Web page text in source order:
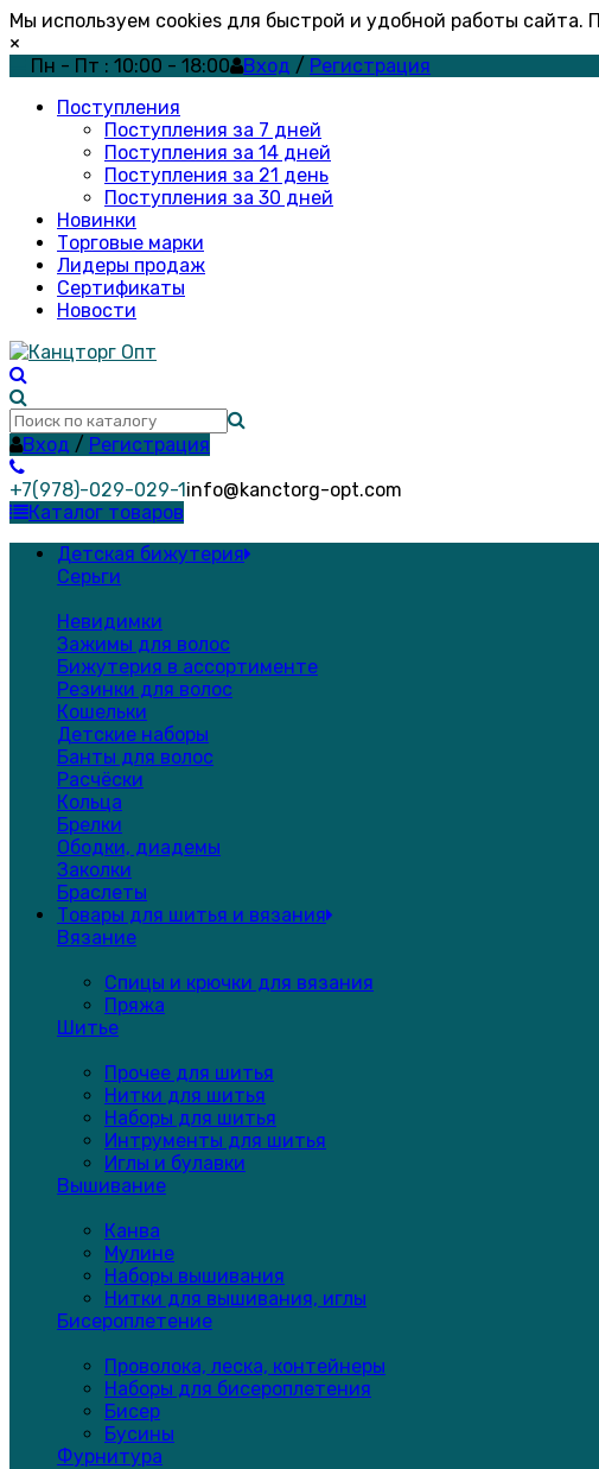
Мы используем cookies для быстрой и удобной работы
×
Пн - Пт : 10:00 - 18:00
Вход / Регистрация
Поступления
Поступления за 7 дней
Поступления за 14 дней
Поступления за 21 день
Поступления за 30 дней
Новинки
Торговые марки
Лидеры продаж
Сертификаты
Новости
Вход / Регистрация
+7(978)-029-029-1info@kanctorg-opt.com
Каталог товаров
Детская бижутерия
Серьги
Невидимки
Зажимы для волос
Бижутерия в ассортименте
Резинки для волос
Кошельки
Детские наборы
Банты для волос
Расчёски
Кольца
Брелки
Ободки, диадемы
Заколки
Браслеты
Товары для шитья и вязания
Вязание
Спицы и крючки для вязания
Пряжа
Шитье
Прочее для шитья
Нитки для шитья
Наборы для шитья
Интрументы для шитья
Иглы и булавки
Вышивание
Канва
Мулине
Наборы вышивания
Нитки для вышивания, иглы
Бисероплетение
Проволока, леска, контейнеры
Наборы для бисероплетения
Бисер
Бусины
Фурнитура